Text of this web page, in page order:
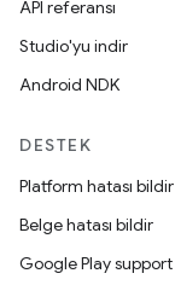
API referansı
Studio'yu indir
Android NDK
DESTEK
Platform hatası bildir
Belge hatası bildir
Google Play support